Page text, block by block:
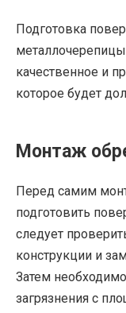
Подготовка
качественное и
которое будет
Монтаж
Перед самим
подготовить
следует
конструкции и
Затем
загрязнения с